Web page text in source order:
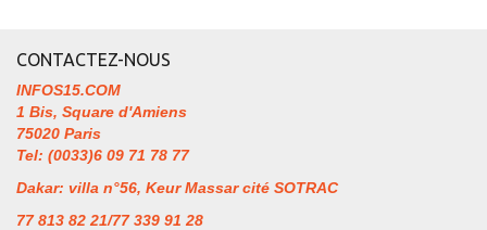
CONTACTEZ-NOUS
INFOS15.COM
1 Bis, Square d'Amiens
75020 Paris
Tel: (0033)6 09 71 78 77
Dakar: villa n°56, Keur Massar cité SOTRAC
77 813 82 21/77 339 91 28